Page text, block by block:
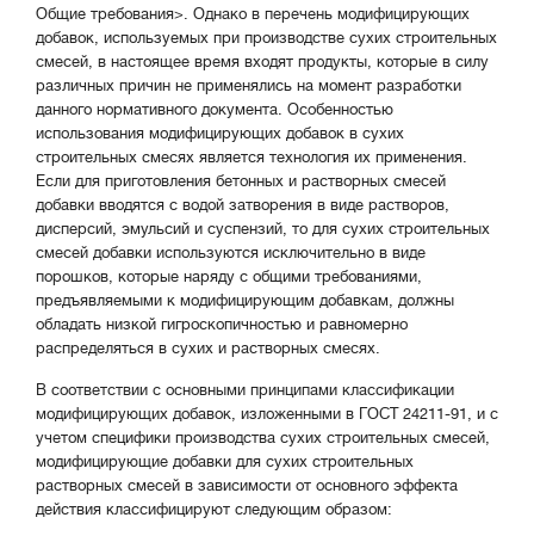
Общие требования>. Однако в перечень модифицирующих
добавок, используемых при производстве сухих строительных
смесей, в настоящее время входят продукты, которые в силу
различных причин не применялись на момент разработки
данного нормативного документа. Особенностью
использования модифицирующих добавок в сухих
строительных смесях является технология их применения.
Если для приготовления бетонных и растворных смесей
добавки вводятся с водой затворения в виде растворов,
дисперсий, эмульсий и суспензий, то для сухих строительных
смесей добавки используются исключительно в виде
порошков, которые наряду с общими требованиями,
предъявляемыми к модифицирующим добавкам, должны
обладать низкой гигроскопичностью и равномерно
распределяться в сухих и растворных смесях.
В соответствии с основными принципами классификации
модифицирующих добавок, изложенными в ГОСТ 24211-91, и с
учетом специфики производства сухих строительных смесей,
модифицирующие добавки для сухих строительных
растворных смесей в зависимости от основного эффекта
действия классифицируют следующим образом: